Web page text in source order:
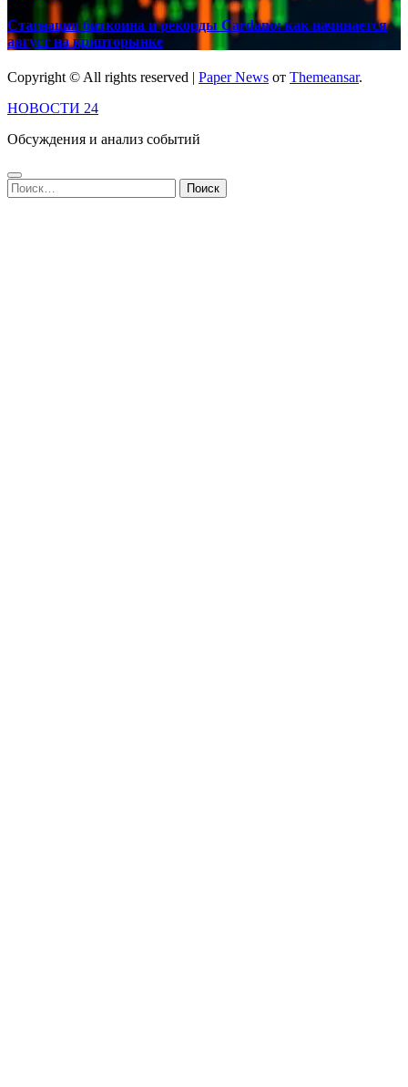
Стагнация биткоина и рекорды Cardano: как начинается
август на крипторынке
Copyright © All rights reserved | Paper News от Themeansar.
НОВОСТИ 24
Обсуждения и анализ событий
Найти: